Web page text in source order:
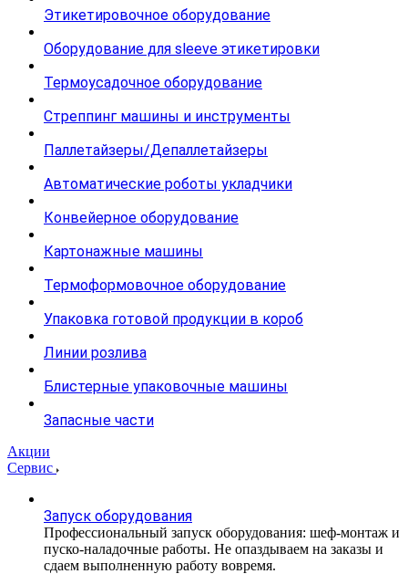
Этикетировочное оборудование
Оборудование для sleeve этикетировки
Термоусадочное оборудование
Стреппинг машины и инструменты
Паллетайзеры/Депаллетайзеры
Автоматические роботы укладчики
Конвейерное оборудование
Картонажные машины
Термоформовочное оборудование
Упаковка готовой продукции в короб
Линии розлива
Блистерные упаковочные машины
Запасные части
Акции
Сервис
Запуск оборудования
Профессиональный запуск оборудования: шеф-монтаж и
пуско-наладочные работы. Не опаздываем на заказы и
сдаем выполненную работу вовремя.